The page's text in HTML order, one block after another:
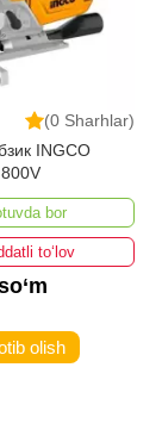
(0 Sharhlar)
INGCO
bor
to‘lov
olish